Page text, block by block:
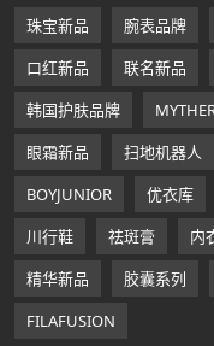
珠宝新品 腕表品牌
口红新品
联名新品
韩国护肤品牌
眼霜新品
扫地机器人
BOYJUNIOR
优衣库
川行鞋
祛斑膏 内
精华新品
胶囊系列
FILAFUSION